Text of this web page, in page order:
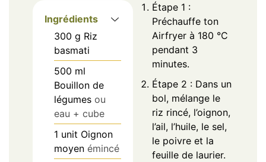
Ingrédients
300 g Riz
basmati
500 ml
Bouillon de
légumes ou
eau + cube
1 unit Oignon
moyen émincé
Étape 1 :
Préchauffe ton
Airfryer à 180 °C
pendant 3
minutes.
Étape 2 : Dans un
bol, mélange le
riz rincé, l’oignon,
l’ail, l’huile, le sel,
le poivre et la
feuille de laurier.